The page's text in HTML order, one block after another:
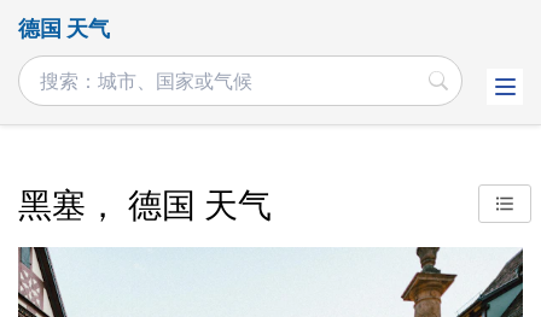
德国 天气
黑塞， 德国 天气